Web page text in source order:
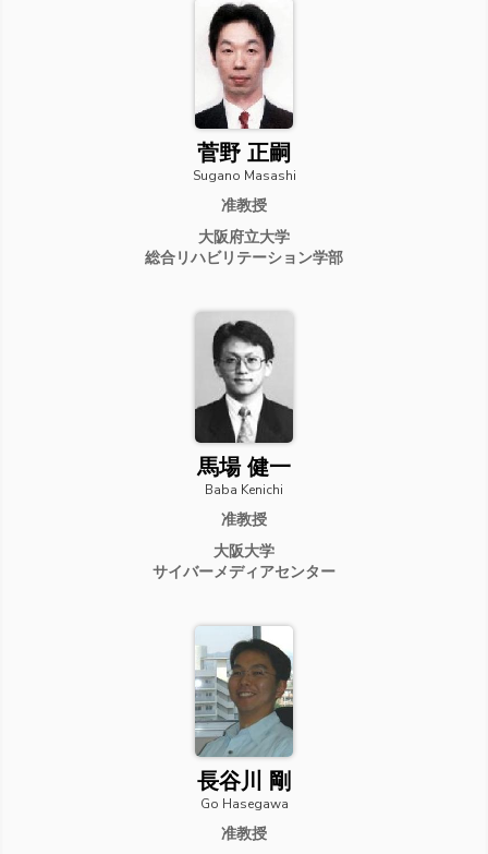
菅野 正嗣
Sugano Masashi
准教授
大阪府立大学
総合リハビリテーション学部
馬場 健一
Baba Kenichi
准教授
大阪大学
サイバーメディアセンター
長谷川 剛
Go Hasegawa
准教授